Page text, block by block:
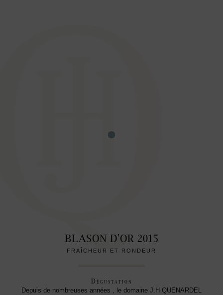
BLASON D'OR 2015
FRAÎCHEUR ET RONDEUR
Dégustation
Depuis de nombreuses années , le domaine J.H QUENARDEL